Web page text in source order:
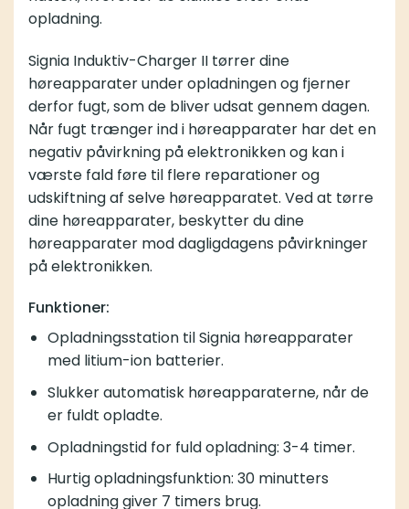
opladning.
Signia Induktiv-Charger II tørrer dine
høreapparater under opladningen og fjerner
derfor fugt, som de bliver udsat gennem dagen.
Når fugt trænger ind i høreapparater har det en
negativ påvirkning på elektronikken og kan i
værste fald føre til flere reparationer og
udskiftning af selve høreapparatet. Ved at tørre
dine høreapparater, beskytter du dine
høreapparater mod dagligdagens påvirkninger
på elektronikken.
Funktioner:
Opladningsstation til Signia høreapparater
med litium-ion batterier.
Slukker automatisk høreapparaterne, når de
er fuldt opladte.
Opladningstid for fuld opladning: 3-4 timer.
Hurtig opladningsfunktion: 30 minutters
opladning giver 7 timers brug.